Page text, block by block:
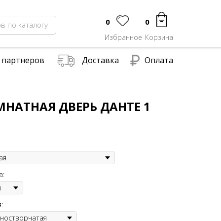
Доставка Оплата
Корзина
0
Избранное
0
по каталогу
ДВЕРЬ ДАНТЕ 1